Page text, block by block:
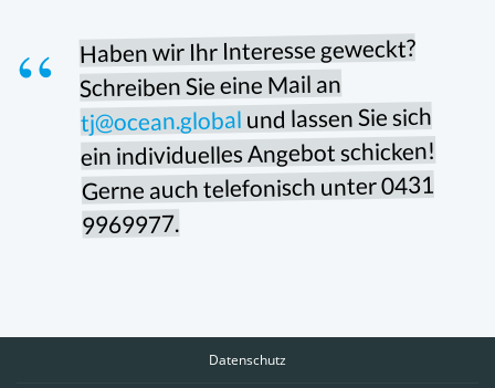
Haben wir Ihr Interesse geweckt?
Schreiben Sie eine Mail an
tj@ocean.global und lassen Sie sich
ein individuelles Angebot schicken!
Gerne auch telefonisch unter 0431
9969977.
Datenschutz